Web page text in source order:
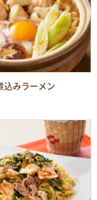
込みラーメン